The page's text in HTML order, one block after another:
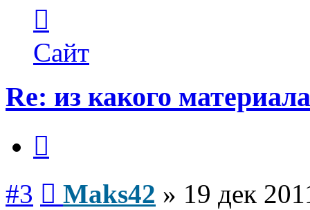
пользователя
Maks42
Сайт
Re: из какого
#3 Maks42 » 19 дек